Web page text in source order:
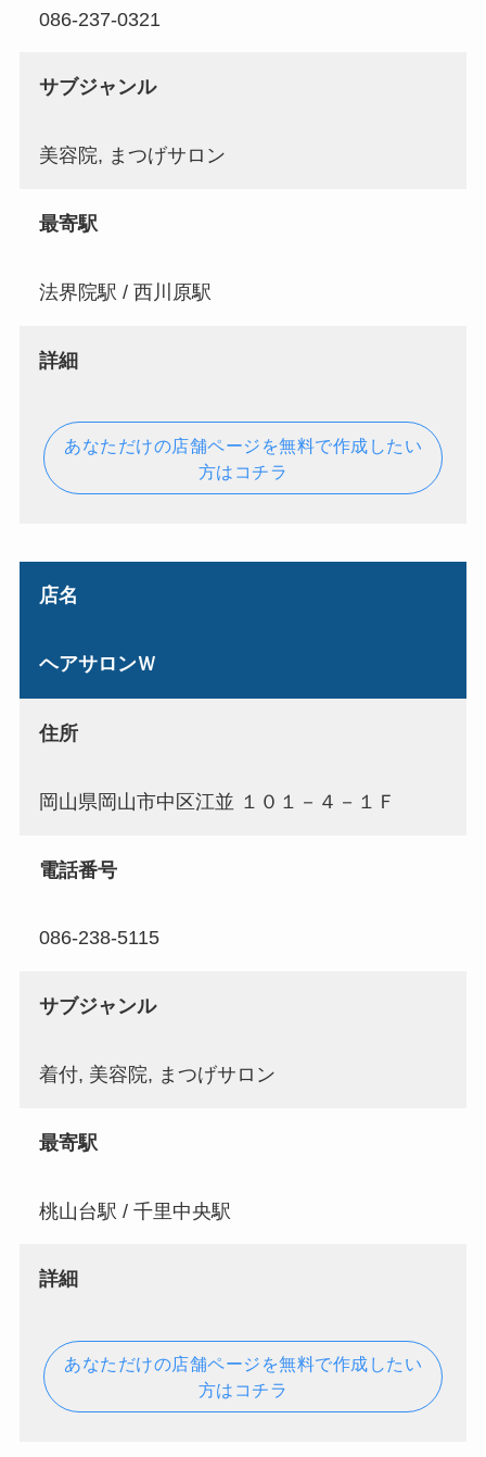
086-237-0321
サブジャンル
美容院, まつげサロン
最寄駅
法界院駅 / 西川原駅
詳細
あなただけの店舗ページを無料で作成したい
方はコチラ
店名
ヘアサロンＷ
住所
岡山県岡山市中区江並 １０１－４－１Ｆ
電話番号
086-238-5115
サブジャンル
着付, 美容院, まつげサロン
最寄駅
桃山台駅 / 千里中央駅
詳細
あなただけの店舗ページを無料で作成したい
方はコチラ